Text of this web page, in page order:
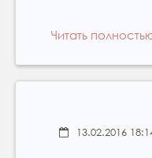
Читать
13.02.2016